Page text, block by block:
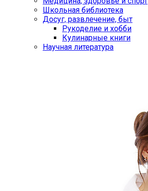
Школьная библиотека
Досуг, развлечение, быт
Рукоделие и хобби
Кулинарные книги
Научная литература